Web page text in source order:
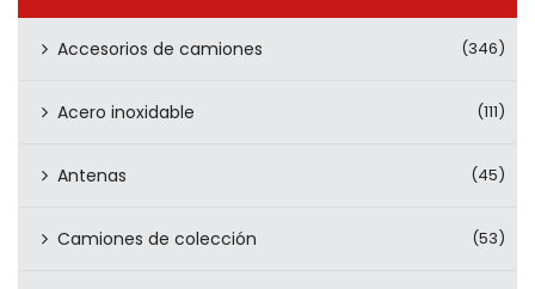
Accesorios de camiones (346)
Acero inoxidable (111)
Antenas (45)
Camiones de colección (53)